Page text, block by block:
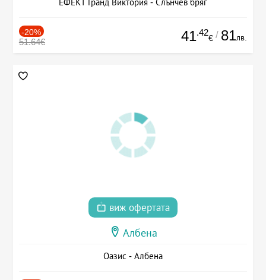
ЕФЕКТ Гранд Виктория - Слънчев бряг
-20%
51.64€ 41.42
€ / 81лв.
виж офертата
Албена
Оазис - Албена